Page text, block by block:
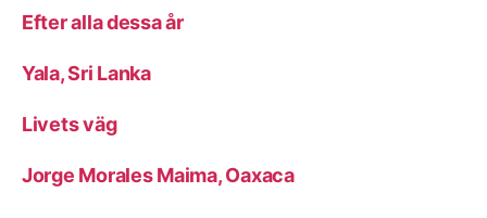
Efter alla dessa år
Yala, Sri Lanka
Livets väg
Jorge Morales Maima, Oaxaca